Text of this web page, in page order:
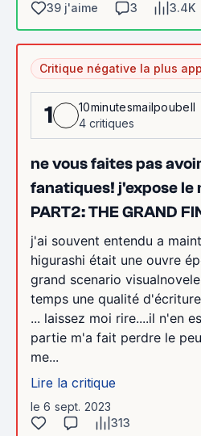
39 j'aime
3 3.4K
Critique négative la plus
1
10minutesmailpoubell
4 critiques
ne vous faites pas
fanatiques! j'expose
PART2: THE GRAND
j'ai souvent entendu a
higurashi était une ouvre
grand scenario
temps une qualité
... laissez moi rire....il n'en
partie m'a fait perdre le
me...
Lire la critique
le 6 sept. 2023
313